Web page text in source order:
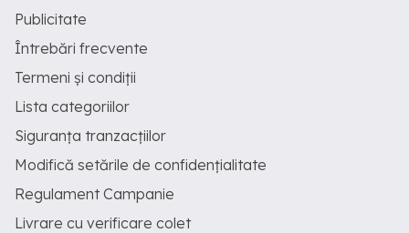
Publicitate
Întrebări frecvente
Termeni și condiții
Lista categoriilor
Siguranța tranzacțiilor
Modifică setările de confidențialitate
Regulament Campanie
Livrare cu verificare colet